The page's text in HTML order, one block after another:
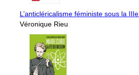
L’anticléricalisme féministe sous la
Véronique Rieu